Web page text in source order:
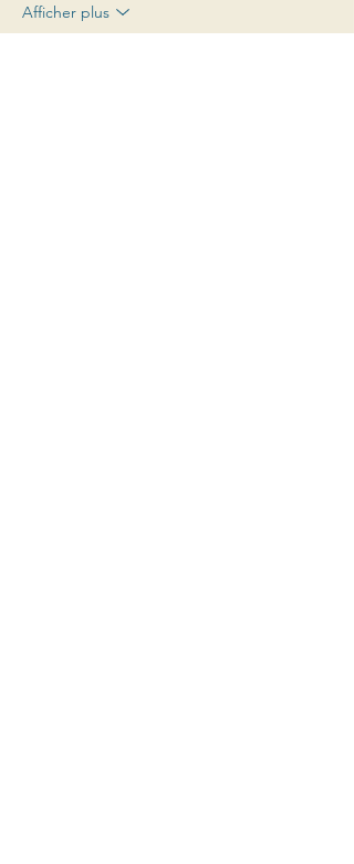
Afficher plus